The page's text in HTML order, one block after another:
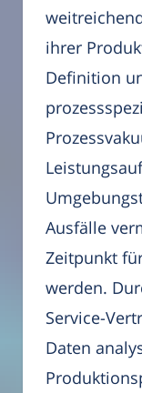
ihrer
Definition
Ausfälle
Zeitpunkt
werden.
Service-
Daten